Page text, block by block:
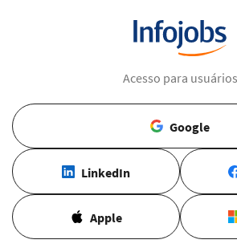
Acesso para usuários
Google
LinkedIn
Apple